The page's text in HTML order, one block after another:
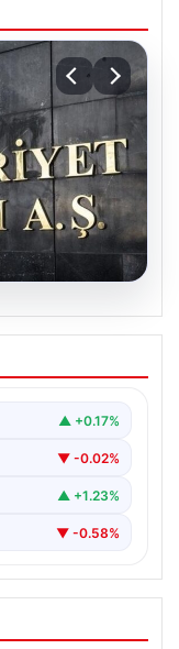
Kararı Ne
Para
▲ +0.17%
▼ -0.02%
▲ +1.23%
▼ -0.58%